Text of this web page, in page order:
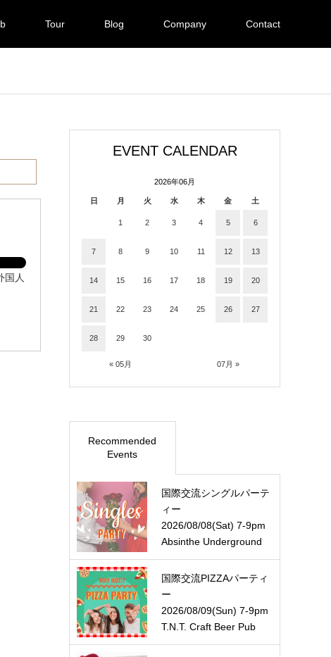
Tour Blog Company Contact
国人
EVENT CALENDAR
2026年06月
日 月 火 水 木 金 土
« 05月 07月 »
1 2 3 4 5 6
7 8 9 10 11 12 13
14 15 16 17 18 19 20
21 22 23 24 25 26 27
28 29 30
Recommended
Events
国際交流シングルパーテ
ィー
2026/08/08(Sat) 7-9pm
Absinthe Underground
国際交流PIZZAパーティ
ー
2026/08/09(Sun) 7-9pm
T.N.T. Craft Beer Pub